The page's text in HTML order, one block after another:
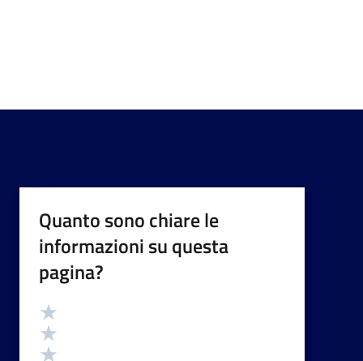
Quanto sono chiare le
informazioni su questa
pagina?
Valutazione